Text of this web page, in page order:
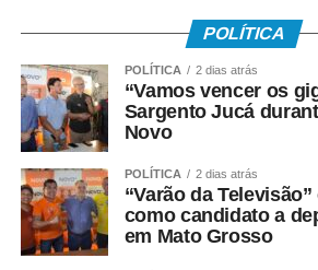
POLÍTICA
POLÍTICA 2 dias atrás
“Vamos vencer os
Sargento Jucá
Novo
POLÍTICA 2 dias atrás
“Varão da
como candidato a
em Mato Grosso